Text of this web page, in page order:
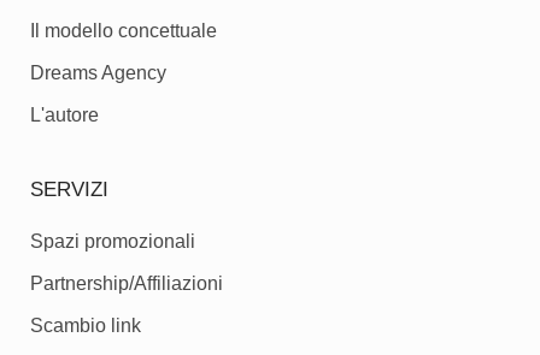
Il modello concettuale
Dreams Agency
L'autore
SERVIZI
Spazi promozionali
Partnership/Affiliazioni
Scambio link